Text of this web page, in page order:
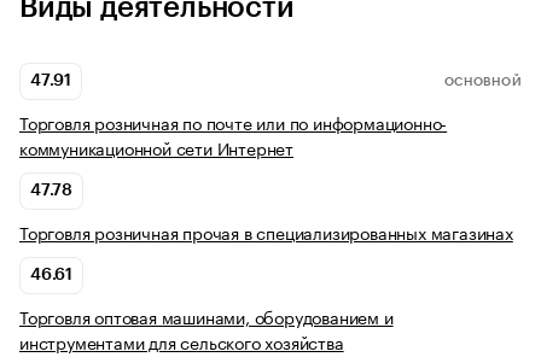
Виды деятельности
47.91 ОСНОВНОЙ
Торговля розничная по почте или по информационно-
коммуникационной сети Интернет
47.78
Торговля розничная прочая в специализированных магазинах
46.61
Торговля оптовая машинами, оборудованием и
инструментами для сельского хозяйства